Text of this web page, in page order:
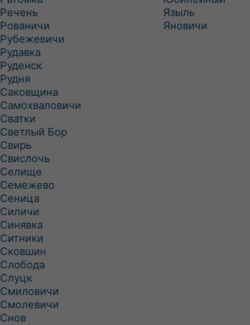
Речень
Рованичи
Рубежевичи
Рудавка
Руденск
Рудня
Саковщина
Самохваловичи
Сватки
Светлый Бор
Свирь
Свислочь
Селище
Семежево
Сеница
Силичи
Синявка
Ситники
Сковшин
Слобода
Слуцк
Смиловичи
Смолевичи
Снов
Языль
Яновичи